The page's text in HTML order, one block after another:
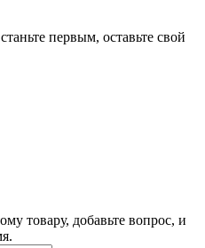
первым, оставьте свой
товару, добавьте вопрос, и